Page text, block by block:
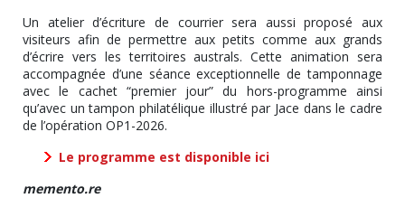
Un atelier d’écriture de courrier sera aussi proposé aux
visiteurs afin de permettre aux petits comme aux grands
d’écrire vers les territoires australs. Cette animation sera
accompagnée d’une séance exceptionnelle de tamponnage
avec le cachet “premier jour” du hors-programme ainsi
qu’avec un tampon philatélique illustré par Jace dans le cadre
de l’opération OP1-2026.
Le programme est disponible ici
memento.re